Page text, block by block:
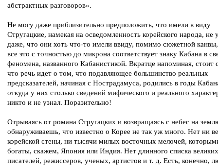
абстрактных разговоров».
Не могу даже приблизительно предположить, что имели в виду
Стругацкие, намекая на осведомленность корейского народа, не
даже, что они хоть что-то имели ввиду, помимо сюжетной
все это с точностью до микрона соответствует знаку Кабана в
феномена, названного Кабанистикой. Вкратце напоминая, стоит
что речь идет о том, что подавляющее большинство реальных
предсказателей, начиная с Нострадамуса, родились в годы
откуда у них столько сведений мифического и реального
никто и не узнал. Поразительно!
Отрываясь от романа Стругацких и возвращаясь с небес на
обнаруживаешь, что известно о Корее не так уж много. Нет ни
корейской стены, ни тысячи милых восточных мелочей,
богаты, скажем, Япония или Индия. Нет длинного списка великих
писателей, режиссеров, ученых, артистов и т. д. Есть, конечно,